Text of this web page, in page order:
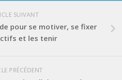
SUIVANT
pour se motiver, se fixer
et les tenir
PRÉCÉDENT